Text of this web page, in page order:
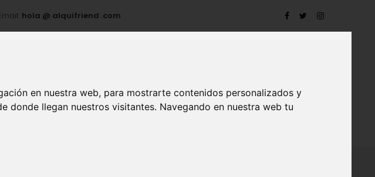
en nuestra web, para mostrarte contenidos personalizados y
donde llegan nuestros visitantes. Navegando en nuestra web tu
hola @ alquifriend .com